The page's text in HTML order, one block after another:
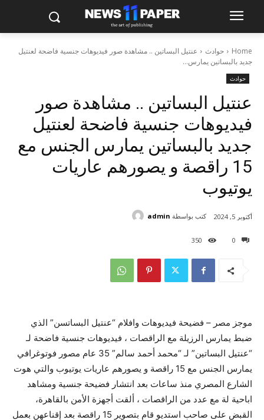
Home حوادث
عنتيل البساتين .. مشاهدة صور فيديوهات جنسية فاضحة لعنتيل
جديد بالبساتين يمارس...
حوادث
عنتيل البساتين .. مشاهدة صور
فيديوهات جنسية فاضحة لعنتيل
جديد بالبساتين يمارس الجنس مع
15 راقصة و يصورهم عاريات
يوتيوب
0
350
أكتوبر 5, 2024 كتب بواسطة admin
موجز مصر – فضيحة فيديوهات وافلام “عنتيل البساتسن” الذي
ضبط يمارس الرزيلة مع الراقصات ، فيديوهات جنسية فاضحة لـ
“عنتيل البساتين” لـ “محمد أحمد سالم” 35 عام مصور فوتوغرافي
يمارس الجنس مع 15 راقصة و يصورهم عاريات يوتيوب والتي هوت
الشارع المصري منذ ساعات بعد انتشار فضيحة جنسية ومشاهد
اباحية لة مع عدد من الراقصات ، ألقت أجهزة الأمن بالقاهرة،
القبض على صاحب استديو قام بتصوير 15 راقصة بعد إقناعهن بعمل